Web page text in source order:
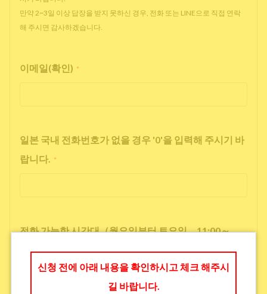
만약 2~3일 이상 답장을 받지 못하신 경우, 전화 또는 LINE으로 직접 연락
해 주시면 감사하겠습니다.
이메일(확인) *
일본 국내 전화번호가 없을 경우 '0'을 입력해 주시기 바
랍니다.
*
전화 가능한 시간대（월요일부터 토요일 11:00～
17:00） *
신청 전에 아래 내용을 확인하시고 체크 해주시
길 바랍니다.